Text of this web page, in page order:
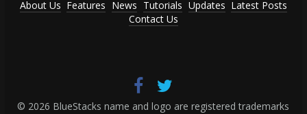
About Us Features News Tutorials Updates Latest Posts
Contact Us
© 2026 BlueStacks name and logo are registered trademarks